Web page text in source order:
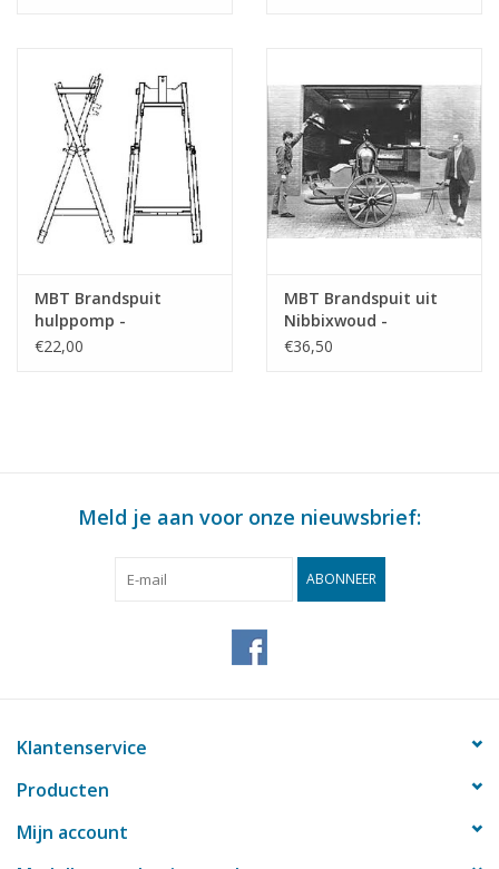
MBT Brandspuit
hulppomp -
Bouwtekening Schaal 1
€22,00
MBT Brandspuit uit
Nibbixwoud -
Bouwtekening Schaal 1
€36,50
Meld je aan voor onze nieuwsbrief:
ABONNEER
Klantenservice
Producten
Mijn account